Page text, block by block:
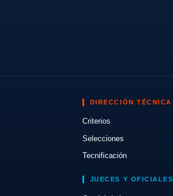
DIRECCIÓN TÉCNICA
Criterios
Selecciones
Tecnificación
JUECES Y OFICIALES